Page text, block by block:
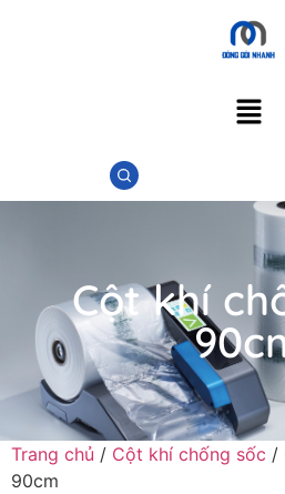
Cột khí
Trang chủ / Cột khí chống sốc /
90cm